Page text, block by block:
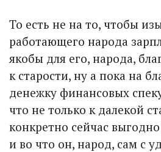
То есть не на то, чтобы
работающего народа
якобы для его, народа,
к старости, ну а пока на
денежку финансовых
что не только к далекой
конкретно сейчас
и во что он, народ, сам с